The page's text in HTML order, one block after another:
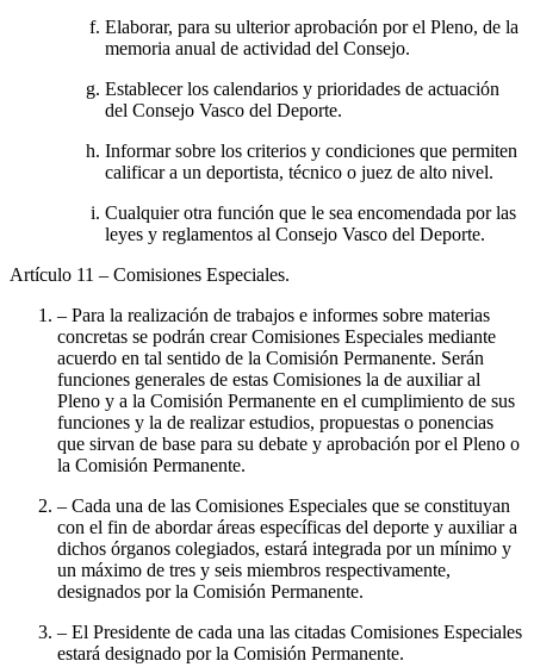
Elaborar, para su ulterior aprobación por el Pleno, de la
memoria anual de actividad del Consejo.
Establecer los calendarios y prioridades de actuación
del Consejo Vasco del Deporte.
Informar sobre los criterios y condiciones que permiten
calificar a un deportista, técnico o juez de alto nivel.
Cualquier otra función que le sea encomendada por las
leyes y reglamentos al Consejo Vasco del Deporte.
Artículo 11 – Comisiones Especiales.
– Para la realización de trabajos e informes sobre materias
concretas se podrán crear Comisiones Especiales mediante
acuerdo en tal sentido de la Comisión Permanente. Serán
funciones generales de estas Comisiones la de auxiliar al
Pleno y a la Comisión Permanente en el cumplimiento de sus
funciones y la de realizar estudios, propuestas o ponencias
que sirvan de base para su debate y aprobación por el Pleno o
la Comisión Permanente.
– Cada una de las Comisiones Especiales que se constituyan
con el fin de abordar áreas específicas del deporte y auxiliar a
dichos órganos colegiados, estará integrada por un mínimo y
un máximo de tres y seis miembros respectivamente,
designados por la Comisión Permanente.
– El Presidente de cada una las citadas Comisiones Especiales
estará designado por la Comisión Permanente.